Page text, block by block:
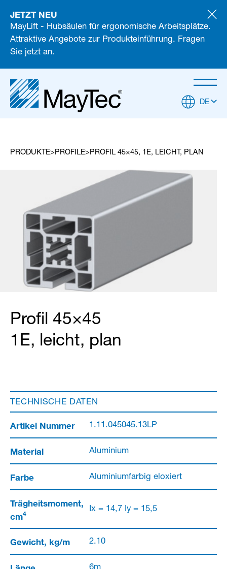
JETZT NEU
MayLift - Hubsäulen für ergonomische Arbeitsplätze.
Attraktive Angebote zur Produkteinführung. Fragen
Sie jetzt an.
DE
PRODUKTE PROFILE PROFIL 45×45, 1E, LEICHT, PLAN
Profil 45×45
1E, leicht, plan
TECHNISCHE DATEN
Artikel Nummer 1.11.045045.13LP
Material Aluminium
Farbe Aluminiumfarbig eloxiert
Trägheitsmoment,
cm4 Ix = 14,7 Iy = 15,5
Gewicht, kg/m 2.10